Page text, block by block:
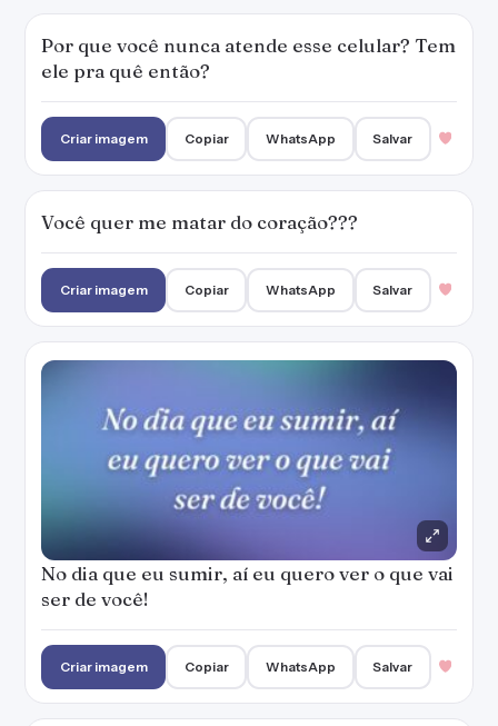
Por que você nunca atende esse celular? Tem
ele pra quê então?
Criar imagem Copiar WhatsApp Salvar
Você quer me matar do coração???
Criar imagem Copiar WhatsApp Salvar
No dia que eu sumir, aí eu quero ver o que vai
ser de você!
Criar imagem Copiar WhatsApp Salvar